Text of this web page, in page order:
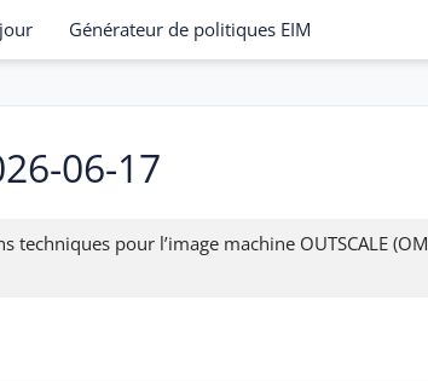
Générateur de politiques EIM
06-17
techniques pour l’image machine OUTSCALE